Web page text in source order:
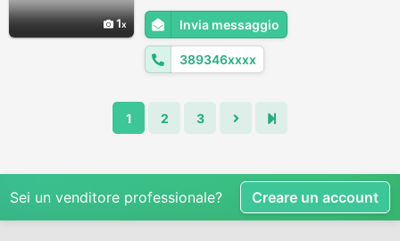
1
lavoro. Ho letto il Suo annuncio e sono
interessato. L'attuale contratto mi scadrà il
31 Ottobre. Sono certo di poter offrire u...
Invia messaggio
389346xxxx
1 2 3
Sei un venditore professionale? Creare un account